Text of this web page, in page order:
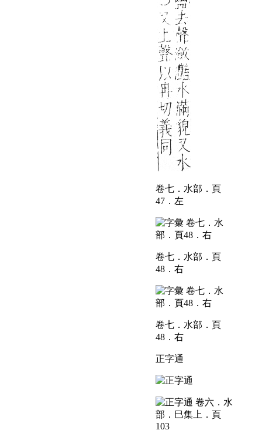
卷七．水部．頁
47．左
卷七．水部．頁
48．右
卷七．水部．頁
48．右
正字通